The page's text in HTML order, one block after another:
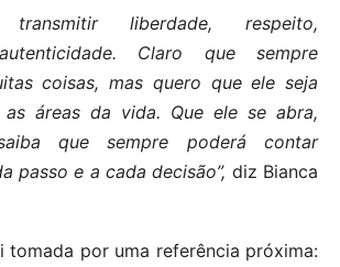
transmitir liberdade, respeito,
Claro que sempre
coisas, mas quero que ele seja
áreas da vida. Que ele se abra,
que sempre poderá contar
passo e a cada decisão”, diz Bianca
tomada por uma referência próxima: